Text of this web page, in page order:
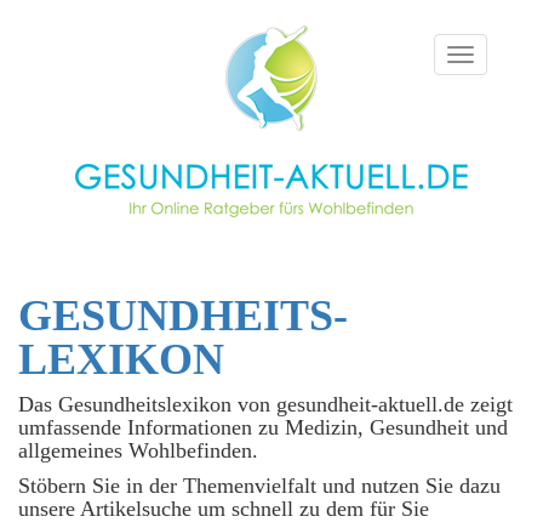
Toggle
navigation
GESUNDHEITS­
LEXIKON
Das Gesundheitslexikon von gesundheit-aktuell.de zeigt
umfassende Informationen zu Medizin, Gesundheit und
allgemeines Wohlbefinden.
Stöbern Sie in der Themenvielfalt und nutzen Sie dazu
unsere Artikelsuche um schnell zu dem für Sie